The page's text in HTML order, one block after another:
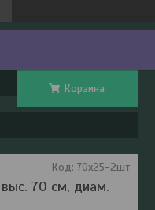
Корзина
70 см, диам.
Код: 70x25-2шт